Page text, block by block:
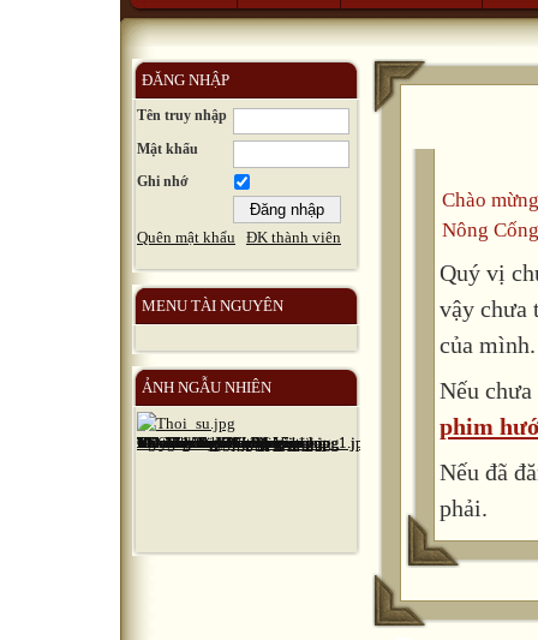
ĐĂNG NHẬP
Tên truy nhập
Mật khẩu
Ghi nhớ
Quên mật khẩu ĐK thành viên
MENU TÀI NGUYÊN
ẢNH NGẪU NHIÊN
Chào
Nông
Quý vị
vậy chưa
của mình.
Nếu
phim
Nếu đã
phải.